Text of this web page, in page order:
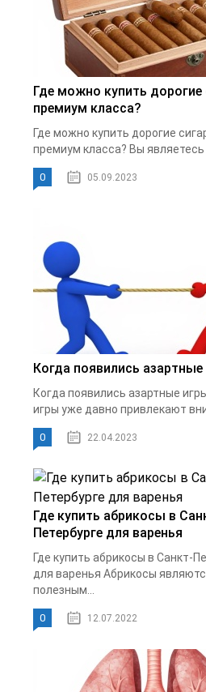
Где можно купить дорогие
премиум класса?
Где можно купить дорогие
премиум класса? Вы являетесь
0 05.09.2023
Когда появились азартные
Когда появились азартные
игры уже давно привлекают
0 22.04.2023
Где купить абрикосы в
Петербурге для варенья
Где купить абрикосы в Санкт-
для варенья Абрикосы
полезным...
0 12.07.2022